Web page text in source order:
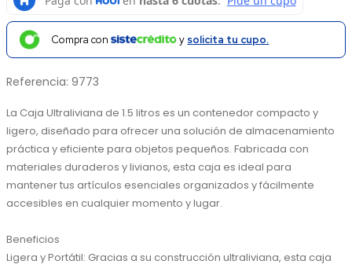
Compra con y solicita tu cupo.
Referencia: 9773
La Caja Ultraliviana de 1.5 litros es un contenedor compacto y
ligero, diseñado para ofrecer una solución de almacenamiento
práctica y eficiente para objetos pequeños. Fabricada con
materiales duraderos y livianos, esta caja es ideal para
mantener tus artículos esenciales organizados y fácilmente
accesibles en cualquier momento y lugar.
Beneficios
Ligera y Portátil: Gracias a su construcción ultraliviana, esta caja